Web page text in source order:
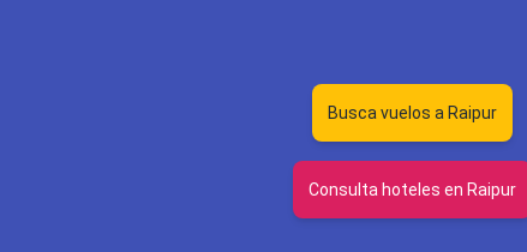
Busca vuelos a Raipur
Consulta hoteles en Raipur